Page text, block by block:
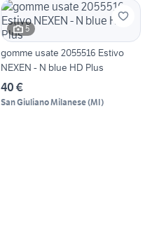
5
gomme usate 2055516 Estivo
NEXEN - N blue HD Plus
40 €
San Giuliano Milanese(MI)